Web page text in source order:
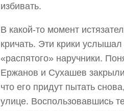
избивать.
В какой-то момент
кричать. Эти крики
«распятого» наручники.
Ержанов и Сухашев
что его придут пытать
улице. Воспользовавшись